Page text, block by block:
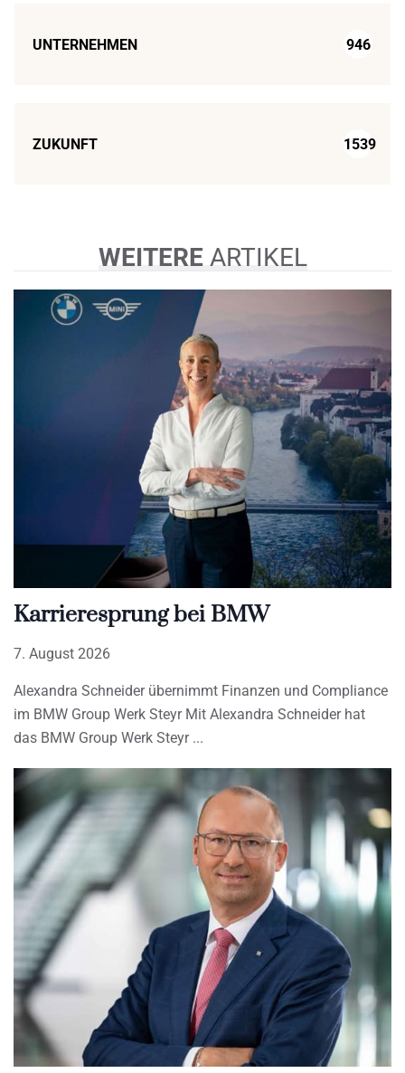
UNTERNEHMEN 946
ZUKUNFT 1539
WEITEREARTIKEL
Karrieresprung bei BMW
7. August 2026
Alexandra Schneider übernimmt Finanzen und Compliance
im BMW Group Werk Steyr Mit Alexandra Schneider hat
das BMW Group Werk Steyr